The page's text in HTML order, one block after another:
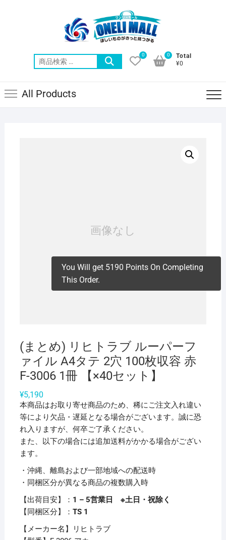
索
0
Total
¥0
0
All Products
(まとめ) リヒトラブ ルーパーフ
ァイル A4タテ 2穴 100枚収容 赤
F-3006 1冊 【×40セット】
¥5,190
本商品はお取り寄せ商品のため、稀にご注文入れ違い
等により欠品・遅延となる場合がございます。誠に恐
れ入りますが、何卒ご了承ください。
また、以下の場合には追加送料がかかる場合がござい
ます。
・沖縄、離島および一部地域への配送時
・同梱区分が異なる商品の複数購入時
【出荷目安】： 1 – 5営業日 ※土日・祝除く
【同梱区分】： TS 1
【メーカー名】リヒトラブ
You Will get 5190 Points On Completing
This Order.